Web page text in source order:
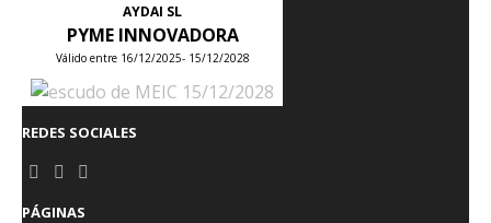
AYDAI SL
PYME INNOVADORA
Válido entre 16/12/2025- 15/12/2028
REDES SOCIALES
PÁGINAS